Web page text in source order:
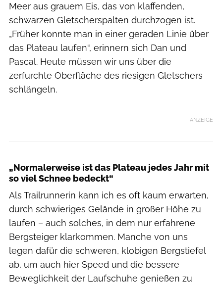
Meer aus grauem Eis, das von klaffenden,
schwarzen Gletscherspalten durchzogen ist.
„Früher konnte man in einer geraden Linie über
das Plateau laufen“, erinnern sich Dan und
Pascal. Heute müssen wir uns über die
zerfurchte Oberfläche des riesigen Gletschers
schlängeln.
ANZEIGE
„Normalerweise ist das Plateau jedes Jahr mit
so viel Schnee bedeckt“
Als Trailrunnerin kann ich es oft kaum erwarten,
durch schwieriges Gelände in großer Höhe zu
laufen – auch solches, in dem nur erfahrene
Bergsteiger klarkommen. Manche von uns
legen dafür die schweren, klobigen Bergstiefel
ab, um auch hier Speed und die bessere
Beweglichkeit der Laufschuhe genießen zu